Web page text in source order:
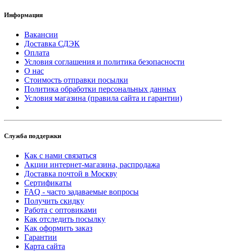
Информация
Вакансии
Доставка СДЭК
Оплата
Условия соглашения и политика безопасности
О нас
Стоимость отправки посылки
Политика обработки персональных данных
Условия магазина (правила сайта и гарантии)
Служба поддержки
Как с нами связаться
Акции интернет-магазина, распродажа
Доставка почтой в Москву
Сертификаты
FAQ - часто задаваемые вопросы
Получить скидку
Работа с оптовиками
Как отследить посылку
Как оформить заказ
Гарантии
Карта сайта